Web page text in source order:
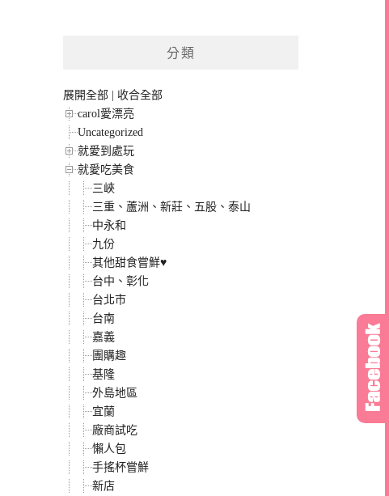
分類
展開全部 | 收合全部
carol愛漂亮
Uncategorized
就愛到處玩
就愛吃美食
三峽
三重、蘆洲、新莊、五股、泰山
中永和
九份
其他甜食嘗鮮♥
台中、彰化
台北市
台南
嘉義
團購趣
基隆
外島地區
宜蘭
廠商試吃
懶人包
手搖杯嘗鮮
新店